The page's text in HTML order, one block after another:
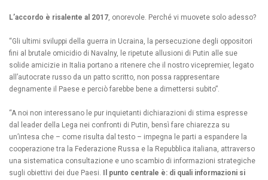
L’accordo è risalente al 2017, onorevole. Perché vi muovete solo adesso?
“Gli ultimi sviluppi della guerra in Ucraina, la persecuzione degli oppositori
fini al brutale omicidio di Navalny, le ripetute allusioni di Putin alle sue
solide amicizie in Italia portano a ritenere che il nostro vicepremier, legato
all’autocrate russo da un patto scritto, non possa rappresentare
degnamente il Paese e perciò farebbe bene a dimettersi subito”.
“A noi non interessano le pur inquietanti dichiarazioni di stima espresse
dal leader della Lega nei confronti di Putin, bensì fare chiarezza su
un’intesa che – come risulta dal testo – impegna le parti a espandere la
cooperazione tra la Federazione Russa e la Repubblica italiana, attraverso
una sistematica consultazione e uno scambio di informazioni strategiche
sugli obiettivi dei due Paesi. Il punto centrale è: di quali informazioni si